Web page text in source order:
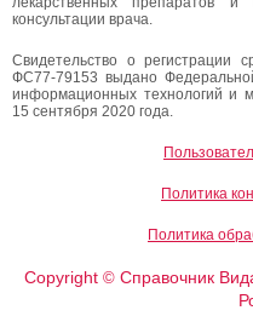
консультации врача.
Свидетельство о
ФС77-79153 выдано
информационных технологий и
15 сентября 2020 года.
Политика
Политика
Copyright ©Справочник